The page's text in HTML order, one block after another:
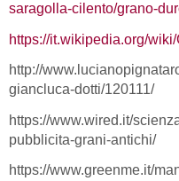
saragolla-cilento/grano-
https://it.wikipedia.org/
http://
giancluca-dotti/120111/
https://www.wired.it/
pubblicita-grani-antichi/
https://www.greenme.it/